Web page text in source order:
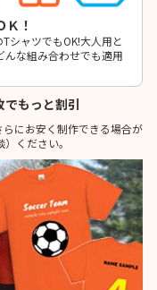
Ｋ！
シャツでもOK!大人用と
んな組み合わせでも適用
もっと割引
にお安く制作できる場合が
ください。